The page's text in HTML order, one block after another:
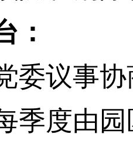
：
议事协
季度由